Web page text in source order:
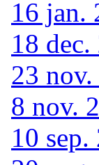
16 jan.
18 dec.
23
8 nov.
10 sep.